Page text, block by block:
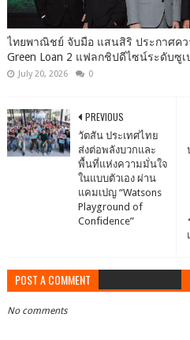
ไทยพาณิชย์ จับมือ แสนสิริ ประกาศค
Green Loan 2 แฟลกชิปดีไซน์ระดับซู
July 20, 2026 0
PREVIOUS
วัตสัน ประเทศไทย
ส่งต่อพลังบวกและ
พื้นที่แห่งความมั่นใจ
ในแบบตัวเอง ผ่าน
แคมเปญ “Watsons
Playground of
Confidence”
POST A COMMENT
No comments